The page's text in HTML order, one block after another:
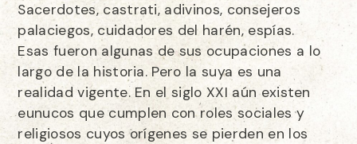
Sacerdotes, castrati, adivinos, consejeros
palaciegos, cuidadores del harén, espías.
Esas fueron algunas de sus ocupaciones a lo
largo de la historia. Pero la suya es una
realidad vigente. En el siglo XXI aún existen
eunucos que cumplen con roles sociales y
religiosos cuyos orígenes se pierden en los